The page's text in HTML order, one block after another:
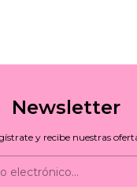
Newsletter
y recibe nuestras